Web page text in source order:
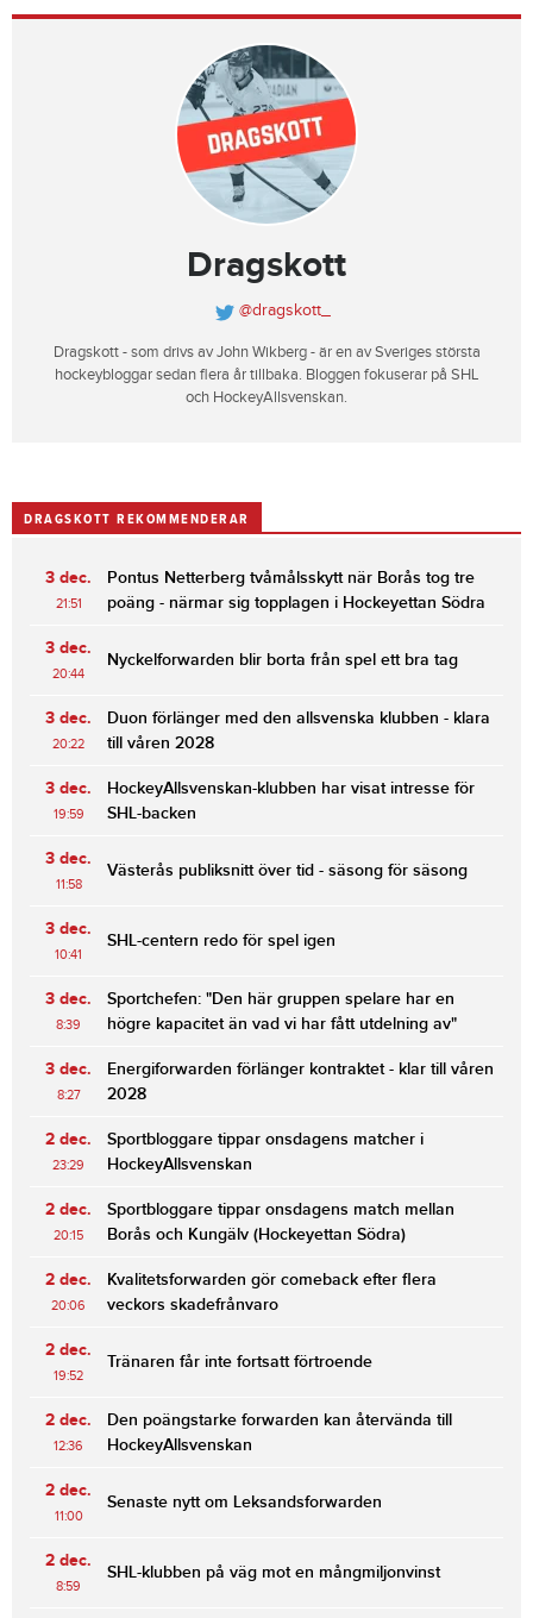
Dragskott
@dragskott_
Dragskott - som drivs av John Wikberg - är en av Sveriges största
hockeybloggar sedan flera år tillbaka. Bloggen fokuserar på SHL
och HockeyAllsvenskan.
DRAGSKOTT REKOMMENDERAR
3 dec.
21:51
Pontus Netterberg tvåmålsskytt när Borås tog tre
poäng - närmar sig topplagen i Hockeyettan Södra
3 dec.
20:44
Nyckelforwarden blir borta från spel ett bra tag
3 dec.
20:22
Duon förlänger med den allsvenska klubben - klara
till våren 2028
3 dec.
19:59
HockeyAllsvenskan-klubben har visat intresse för
SHL-backen
3 dec.
11:58
Västerås publiksnitt över tid - säsong för säsong
3 dec.
10:41
SHL-centern redo för spel igen
3 dec.
8:39
Sportchefen: "Den här gruppen spelare har en
högre kapacitet än vad vi har fått utdelning av"
3 dec.
8:27
Energiforwarden förlänger kontraktet - klar till våren
2028
2 dec.
23:29
Sportbloggare tippar onsdagens matcher i
HockeyAllsvenskan
2 dec.
20:15
Sportbloggare tippar onsdagens match mellan
Borås och Kungälv (Hockeyettan Södra)
2 dec.
20:06
Kvalitetsforwarden gör comeback efter flera
veckors skadefrånvaro
2 dec.
19:52
Tränaren får inte fortsatt förtroende
2 dec.
12:36
Den poängstarke forwarden kan återvända till
HockeyAllsvenskan
2 dec.
11:00
Senaste nytt om Leksandsforwarden
2 dec.
8:59
SHL-klubben på väg mot en mångmiljonvinst